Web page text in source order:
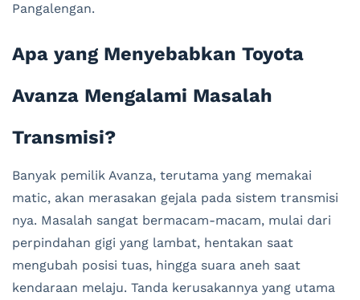
Pangalengan.
Apa yang Menyebabkan Toyota
Avanza Mengalami Masalah
Transmisi?
Banyak pemilik Avanza, terutama yang memakai
matic, akan merasakan gejala pada sistem transmisi
nya. Masalah sangat bermacam-macam, mulai dari
perpindahan gigi yang lambat, hentakan saat
mengubah posisi tuas, hingga suara aneh saat
kendaraan melaju. Tanda kerusakannya yang utama